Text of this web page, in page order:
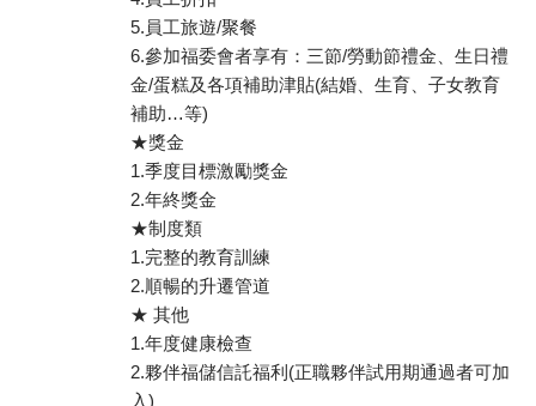
5.員工旅遊/聚餐
6.參加福委會者享有：三節/勞動節禮金、生日禮
金/蛋糕及各項補助津貼(結婚、生育、子女教育
補助…等)
★獎金
1.季度目標激勵獎金
2.年終獎金
★制度類
1.完整的教育訓練
2.順暢的升遷管道
★ 其他
1.年度健康檢查
2.夥伴福儲信託福利(正職夥伴試用期通過者可加
入)